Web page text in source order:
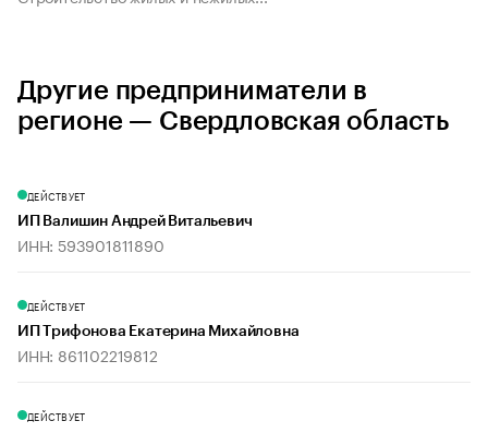
Другие предприниматели в
регионе — Свердловская область
ДЕЙСТВУЕТ
ИП Валишин Андрей Витальевич
ИНН: 593901811890
ДЕЙСТВУЕТ
ИП Трифонова Екатерина Михайловна
ИНН: 861102219812
ДЕЙСТВУЕТ